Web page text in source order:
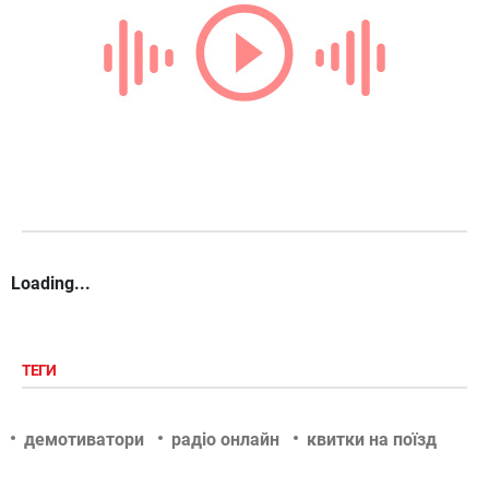
Loading...
ТЕГИ
демотиватори радіо онлайн квитки на поїзд